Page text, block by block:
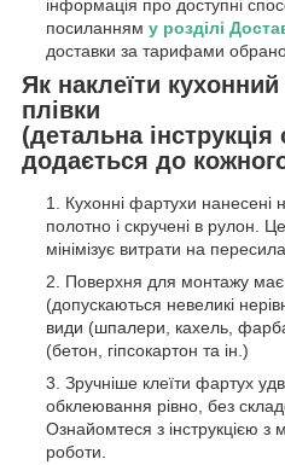
інформація про доступні
посиланням у розділі
доставки за тарифами
Як наклеїти кухонний
плівки
(детальна
додається до
Кухонні фартухи нанесені
полотно і скручені в рулон.
мінімізує витрати на
Поверхня для монтажу має
(допускаються невеликі
види (шпалери, кахель,
(бетон, гіпсокартон та ін.)
Зручніше клеїти фартух
обклеювання рівно, без
Ознайомтеся з інструкцією з
роботи.